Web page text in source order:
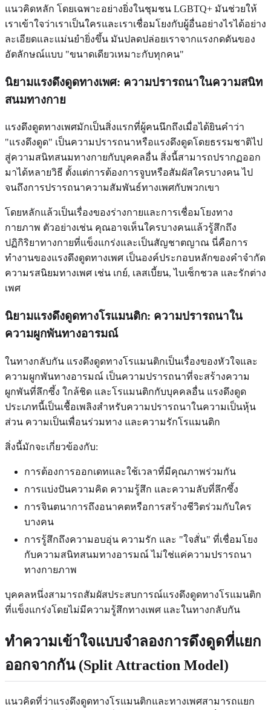
แนวคิดหลัก โดยเฉพาะอย่างยิ่งในชุมชน LGBTQ+ มันช่วยให้
เราเข้าใจว่าเราเป็นใครและเราเชื่อมโยงกับผู้อื่นอย่างไรได้อย่าง
ละเอียดและแม่นยำยิ่งขึ้น มันปลดปล่อยเราจากแรงกดดันของ
อัตลักษณ์แบบ "ขนาดเดียวเหมาะกับทุกคน"
นิยามแรงดึงดูดทางเพศ: ความปรารถนาในความสนิท
สนมทางกาย
แรงดึงดูดทางเพศมักเป็นสิ่งแรกที่ผู้คนนึกถึงเมื่อได้ยินคำว่า
"แรงดึงดูด" เป็นความปรารถนาหรือแรงดึงดูดโดยธรรมชาติไป
สู่ความสนิทสนมทางกายกับบุคคลอื่น สิ่งนี้สามารถปรากฏออก
มาได้หลายวิธี ตั้งแต่การต้องการจูบหรือสัมผัสใครบางคน ไป
จนถึงการปรารถนาความสัมพันธ์ทางเพศกับพวกเขา
โดยหลักแล้วเป็นเรื่องของร่างกายและการเชื่อมโยงทาง
กายภาพ ตัวอย่างเช่น คุณอาจเห็นใครบางคนแล้วรู้สึกถึง
ปฏิกิริยาทางกายที่แข็งแกร่งและเป็นสัญชาตญาณ นี่คือการ
ทำงานของแรงดึงดูดทางเพศ เป็นองค์ประกอบหลักของคำจำกัด
ความรสนิยมทางเพศ เช่น เกย์, เลสเบี้ยน, ไบเซ็กชวล และรักต่าง
เพศ
นิยามแรงดึงดูดทางโรแมนติก: ความปรารถนาใน
ความผูกพันทางอารมณ์
ในทางกลับกัน แรงดึงดูดทางโรแมนติกเป็นเรื่องของหัวใจและ
ความผูกพันทางอารมณ์ เป็นความปรารถนาที่จะสร้างความ
ผูกพันที่ลึกซึ้ง ใกล้ชิด และโรแมนติกกับบุคคลอื่น แรงดึงดูด
ประเภทนี้เป็นเชื้อเพลิงสำหรับความปรารถนาในความเป็นหุ้น
ส่วน ความเป็นเพื่อนร่วมทาง และความรักโรแมนติก
สิ่งนี้มักจะเกี่ยวข้องกับ:
การต้องการออกเดทและใช้เวลาที่มีคุณภาพร่วมกัน
การแบ่งปันความคิด ความรู้สึก และความลับที่ลึกซึ้ง
การจินตนาการถึงอนาคตหรือการสร้างชีวิตร่วมกับใคร
บางคน
การรู้สึกถึงความอบอุ่น ความรัก และ "ใจสั่น" ที่เชื่อมโยง
กับความสนิทสนมทางอารมณ์ ไม่ใช่แค่ความปรารถนา
ทางกายภาพ
บุคคลหนึ่งสามารถสัมผัสประสบการณ์แรงดึงดูดทางโรแมนติก
ที่แข็งแกร่งโดยไม่มีความรู้สึกทางเพศ และในทางกลับกัน
ทำความเข้าใจแบบจำลองการดึงดูดที่แยก
ออกจากกัน (Split Attraction Model)
แนวคิดที่ว่าแรงดึงดูดทางโรแมนติกและทางเพศสามารถแยก